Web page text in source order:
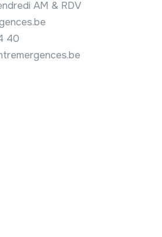
AM & RDV
40